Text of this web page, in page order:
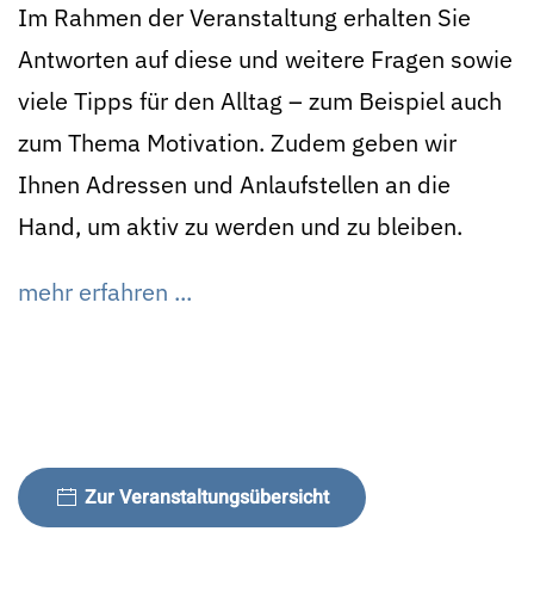
Im Rahmen der Veranstaltung erhalten Sie
Antworten auf diese und weitere Fragen sowie
viele Tipps für den Alltag – zum Beispiel auch
zum Thema Motivation. Zudem geben wir
Ihnen Adressen und Anlaufstellen an die
Hand, um aktiv zu werden und zu bleiben.
mehr erfahren ...
Zur Veranstaltungsübersicht